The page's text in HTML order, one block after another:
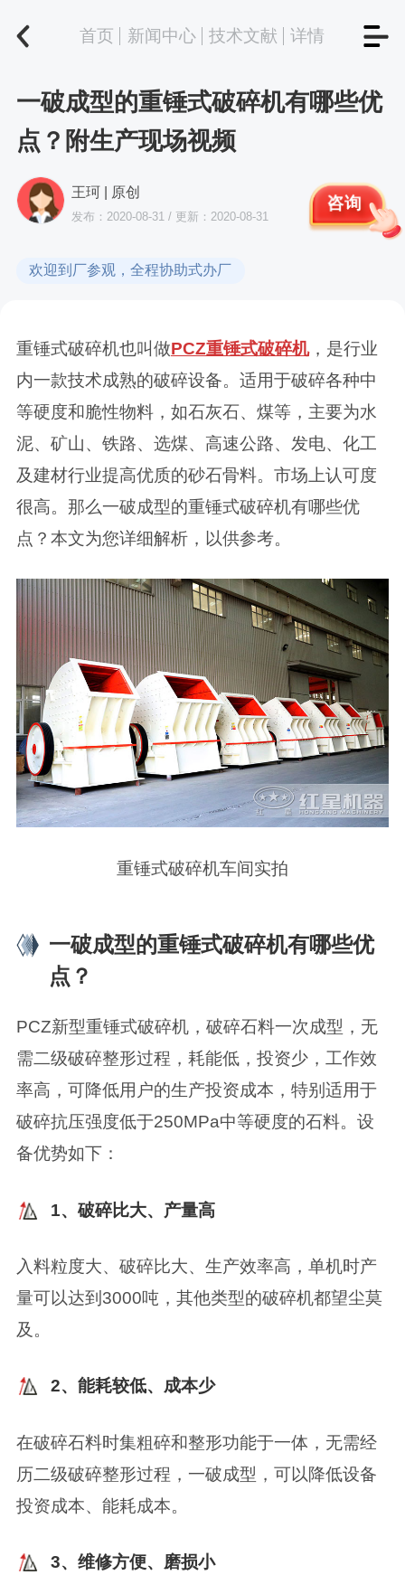
首页 新闻中心 技术文献 详情
一破成型的重锤式破碎机有哪些优
点？附生产现场视频
王珂 | 原创
发布：2020-08-31 / 更新：2020-08-31
咨询
欢迎到厂参观，全程协助式办厂
重锤式破碎机也叫做PCZ重锤式破碎机，是行业
内一款技术成熟的破碎设备。适用于破碎各种中
等硬度和脆性物料，如石灰石、煤等，主要为水
泥、矿山、铁路、选煤、高速公路、发电、化工
及建材行业提高优质的砂石骨料。市场上认可度
很高。那么一破成型的重锤式破碎机有哪些优
点？本文为您详细解析，以供参考。
重锤式破碎机车间实拍
一破成型的重锤式破碎机有哪些优
点？
PCZ新型重锤式破碎机，破碎石料一次成型，无
需二级破碎整形过程，耗能低，投资少，工作效
率高，可降低用户的生产投资成本，特别适用于
破碎抗压强度低于250MPa中等硬度的石料。设
备优势如下：
1、破碎比大、产量高
入料粒度大、破碎比大、生产效率高，单机时产
量可以达到3000吨，其他类型的破碎机都望尘莫
及。
2、能耗较低、成本少
在破碎石料时集粗碎和整形功能于一体，无需经
历二级破碎整形过程，一破成型，可以降低设备
投资成本、能耗成本。
3、维修方便、磨损小